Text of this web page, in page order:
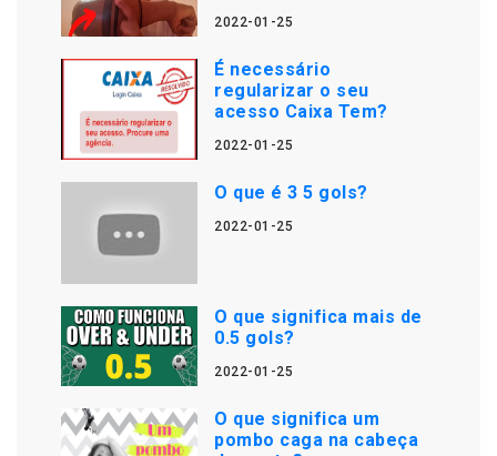
2022-01-25
É necessário
regularizar o seu
acesso Caixa Tem?
2022-01-25
O que é 3 5 gols?
2022-01-25
O que significa mais de
0.5 gols?
2022-01-25
O que significa um
pombo caga na cabeça